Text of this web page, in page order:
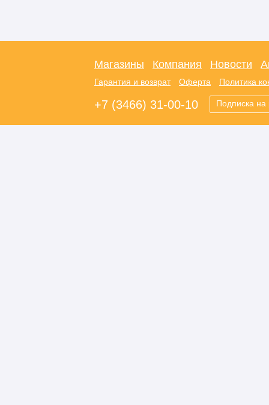
Магазины Компания Новости
Гарантия и возврат Оферта Политика
+7 (3466) 31-00-10 Подписка на